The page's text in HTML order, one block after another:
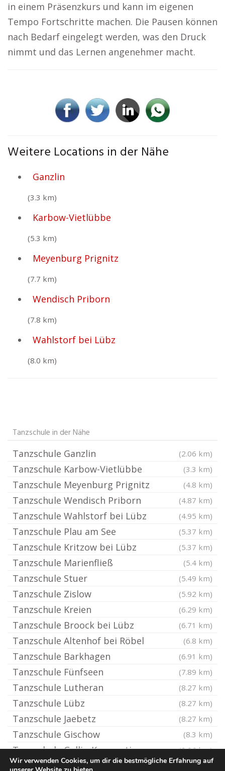
in einem Präsenzkurs und kann im eigenen
Tempo Fortschritte machen. Die Pausen können
nach Bedarf eingelegt werden, was den Druck
nimmt und das Lernen angenehmer macht.
Weitere Locations in der Nähe
Ganzlin
(3.3 km)
Karbow-Vietlübbe
(5.3 km)
Meyenburg Prignitz
(7.7 km)
Wendisch Priborn
(7.8 km)
Wahlstorf bei Lübz
(8.0 km)
Tanzschule in der Nähe
Tanzschule Ganzlin (2.06 km)
Tanzschule Karbow-Vietlübbe (3.3 km)
Tanzschule Meyenburg Prignitz (4.8 km)
Tanzschule Wendisch Priborn (4.87 km)
Tanzschule Wahlstorf bei Lübz (4.95 km)
Tanzschule Plau am See (5.37 km)
Tanzschule Kritzow bei Lübz (5.37 km)
Tanzschule Marienfließ (5.4 km)
Tanzschule Stuer (5.49 km)
Tanzschule Zislow (5.92 km)
Tanzschule Kreien (6.29 km)
Tanzschule Broock bei Lübz (6.71 km)
Tanzschule Altenhof bei Röbel (6.8 km)
Tanzschule Barkhagen (6.91 km)
Tanzschule Fünfseen (7.89 km)
Tanzschule Lutheran (8.27 km)
Tanzschule Lübz (8.27 km)
Tanzschule Jaebetz (8.27 km)
Tanzschule Gischow (8.3 km)
Tanzschule Gallin-Kuppentin (9.06 km)
Wir verwenden Cookies, um dir die bestmögliche Erfahrung auf